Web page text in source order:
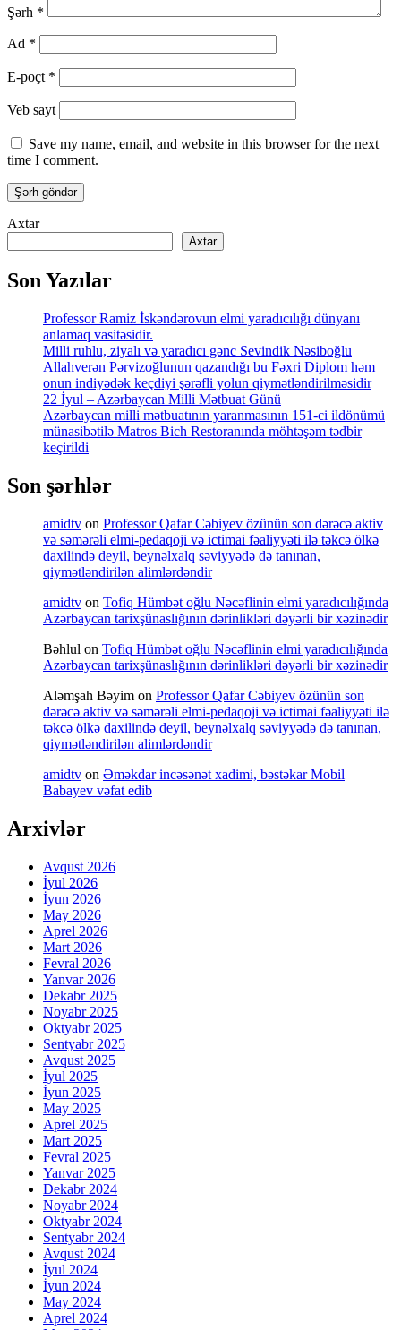
Şərh *
Ad *
E-poçt *
Veb sayt
Save my name, email, and website in this browser for the next
time I comment.
Axtar
Axtar
Son Yazılar
Professor Ramiz İskəndərovun elmi yaradıcılığı dünyanı
anlamaq vasitəsidir.
Milli ruhlu, ziyalı və yaradıcı gənc Sevindik Nəsiboğlu
Allahverən Pərvizoğlunun qazandığı bu Fəxri Diplom həm
onun indiyədək keçdiyi şərəfli yolun qiymətləndirilməsidir
22 İyul – Azərbaycan Milli Mətbuat Günü
Azərbaycan milli mətbuatının yaranmasının 151-ci ildönümü
münasibətilə Matros Bich Restoranında möhtəşəm tədbir
keçirildi
Son şərhlər
amidtv on Professor Qafar Cəbiyev özünün son dərəcə aktiv
və səmərəli elmi-pedaqoji və ictimai fəaliyyəti ilə təkcə ölkə
daxilində deyil, beynəlxalq səviyyədə də tanınan,
qiymətləndirilən alimlərdəndir
amidtv on Tofiq Hümbət oğlu Nəcəflinin elmi yaradıcılığında
Azərbaycan tarixşünaslığının dərinlikləri dəyərli bir xəzinədir
Bəhlul on Tofiq Hümbət oğlu Nəcəflinin elmi yaradıcılığında
Azərbaycan tarixşünaslığının dərinlikləri dəyərli bir xəzinədir
Aləmşah Bəyim on Professor Qafar Cəbiyev özünün son
dərəcə aktiv və səmərəli elmi-pedaqoji və ictimai fəaliyyəti ilə
təkcə ölkə daxilində deyil, beynəlxalq səviyyədə də tanınan,
qiymətləndirilən alimlərdəndir
amidtv on Əməkdar incəsənət xadimi, bəstəkar Mobil
Babayev vəfat edib
Arxivlər
Avqust 2026
İyul 2026
İyun 2026
May 2026
Aprel 2026
Mart 2026
Fevral 2026
Yanvar 2026
Dekabr 2025
Noyabr 2025
Oktyabr 2025
Sentyabr 2025
Avqust 2025
İyul 2025
İyun 2025
May 2025
Aprel 2025
Mart 2025
Fevral 2025
Yanvar 2025
Dekabr 2024
Noyabr 2024
Oktyabr 2024
Sentyabr 2024
Avqust 2024
İyul 2024
İyun 2024
May 2024
Aprel 2024